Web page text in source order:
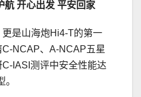
航 开心出发 平安回家
是山海炮Hi4-T的第一
NCAP、A-NCAP五星
IASI测评中安全性能达
。